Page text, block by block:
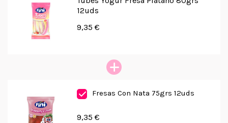
12uds
9,35 €
Fresas Con Nata 75grs 12uds
9,35 €